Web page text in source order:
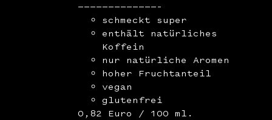
—————————————–
schmeckt super
enthält natürliches
Koffein
nur natürliche Aromen
hoher Fruchtanteil
vegan
glutenfrei
0,82 Euro / 100 ml.